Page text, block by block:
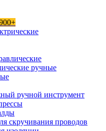
ручные
ручной инструмент
скручивания проводов